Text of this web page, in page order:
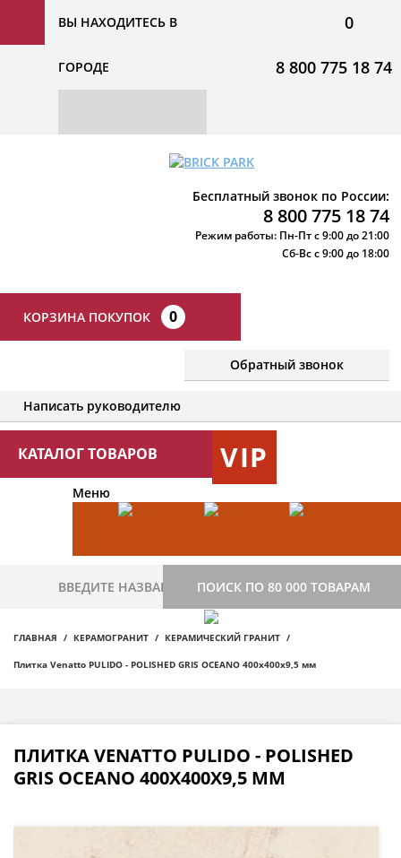
ВЫ НАХОДИТЕСЬ В
ГОРОДЕ
0
8 800 775 18 74
Бесплатный звонок по России:
8 800 775 18 74
Режим работы: Пн-Пт с 9:00 до 21:00
Сб-Вс с 9:00 до 18:00
КОРЗИНА ПОКУПОК 0
Обратный звонок
Написать руководителю
КАТАЛОГ ТОВАРОВ VIP
Меню
ПОИСК ПО 80 000 ТОВАРАМ
ГЛАВНАЯ КЕРАМОГРАНИТ КЕРАМИЧЕСКИЙ ГРАНИТ
Плитка Venatto PULIDO - POLISHED GRIS OCEANO 400х400х9,5 мм
ПЛИТКА VENATTO PULIDO - POLISHED
GRIS OCEANO 400Х400Х9,5 ММ